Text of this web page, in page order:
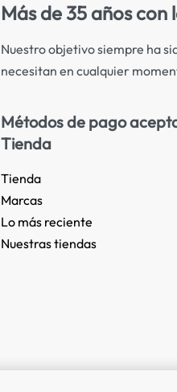
Más de 35 años con
Nuestro objetivo siempre ha
necesitan en cualquier
Métodos de pago
Tienda
Tienda
Marcas
Lo más reciente​
Nuestras tiendas​